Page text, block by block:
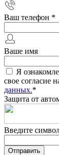
Ваш телефон *
Ваше имя
Я
свое согласие
данных.*
Защита от
Введите